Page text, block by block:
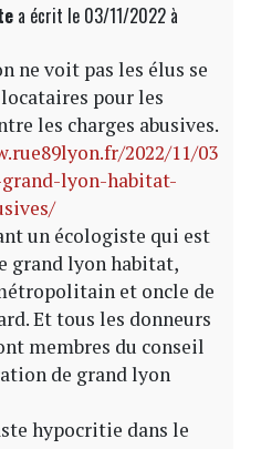
a écrit le 03/11/2022 à
ne voit pas les élus se
pour les
les charges abusives.
2022/11/03
lyon-habitat-
un écologiste qui est
grand lyon habitat,
et oncle de
Et tous les donneurs
membres du conseil
de grand lyon
hypocritie dans le